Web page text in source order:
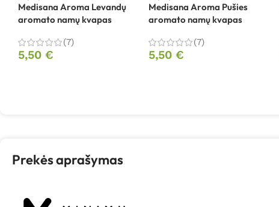
Medisana Aroma Levandų
aromato namų kvapas
(7)
5,50 €
Medisana Aroma Pušies
aromato namų kvapas
(7)
5,50€
Prekės aprašymas